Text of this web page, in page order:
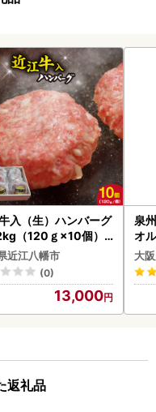
入（生）ハンバーグ
（120ｇ×10個）
】
近江八幡市
(0)
13,000
泉
オ
大
返礼品